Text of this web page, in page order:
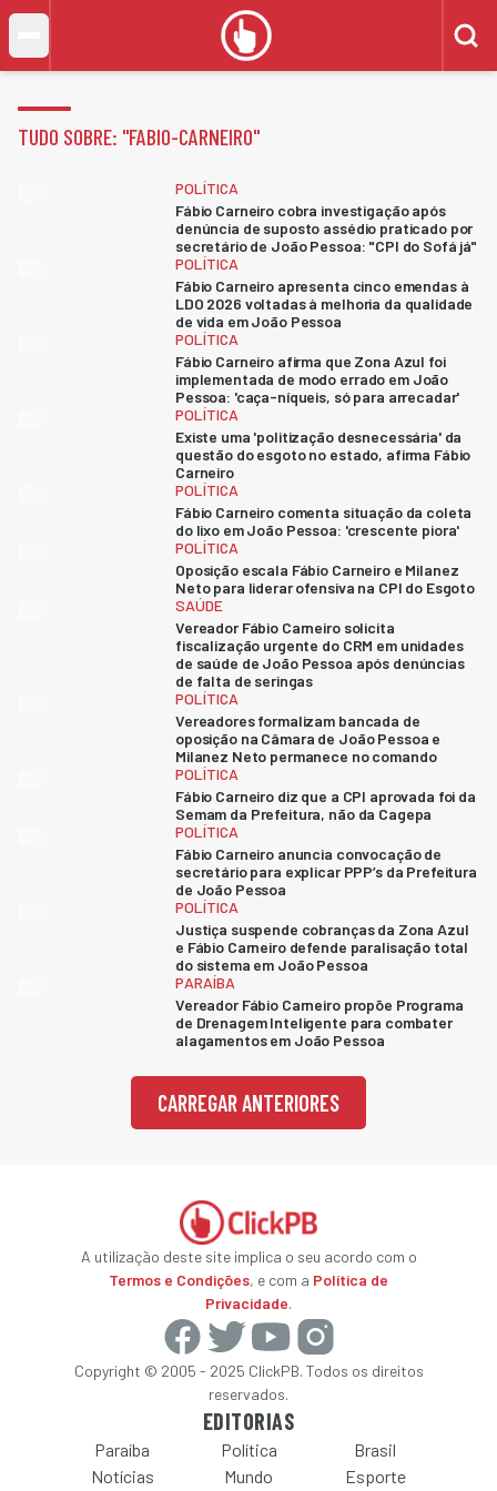
TUDO SOBRE: "FABIO-CARNEIRO"
POLÍTICA
Fábio Carneiro cobra investigação após
denúncia de suposto assédio praticado por
secretário de João Pessoa: "CPI do Sofá já"
POLÍTICA
Fábio Carneiro apresenta cinco emendas à
LDO 2026 voltadas à melhoria da qualidade
de vida em João Pessoa
POLÍTICA
Fábio Carneiro afirma que Zona Azul foi
implementada de modo errado em João
Pessoa: 'caça-níqueis, só para arrecadar'
POLÍTICA
Existe uma 'politização desnecessária' da
questão do esgoto no estado, afirma Fábio
Carneiro
POLÍTICA
Fábio Carneiro comenta situação da coleta
do lixo em João Pessoa: 'crescente piora'
POLÍTICA
Oposição escala Fábio Carneiro e Milanez
Neto para liderar ofensiva na CPI do Esgoto
SAÚDE
Vereador Fábio Carneiro solicita
fiscalização urgente do CRM em unidades
de saúde de João Pessoa após denúncias
de falta de seringas
POLÍTICA
Vereadores formalizam bancada de
oposição na Câmara de João Pessoa e
Milanez Neto permanece no comando
POLÍTICA
Fábio Carneiro diz que a CPI aprovada foi da
Semam da Prefeitura, não da Cagepa
POLÍTICA
Fábio Carneiro anuncia convocação de
secretário para explicar PPP’s da Prefeitura
de João Pessoa
POLÍTICA
Justiça suspende cobranças da Zona Azul
e Fábio Carneiro defende paralisação total
do sistema em João Pessoa
PARAÍBA
Vereador Fábio Carneiro propõe Programa
de Drenagem Inteligente para combater
alagamentos em João Pessoa
CARREGAR ANTERIORES
A utilização deste site implica o seu acordo com o
Termos e Condições, e com a Política de
Privacidade.
Copyright © 2005 - 2025 ClickPB. Todos os direitos
reservados.
EDITORIAS
Paraíba Política
Brasil
Notícias
Mundo Esporte